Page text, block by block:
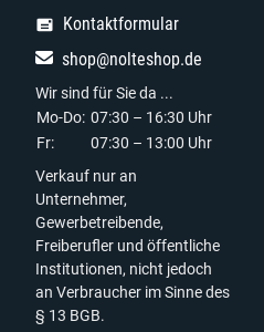
Kontaktformular
shop@nolteshop.de
Wir sind für Sie da ...
Mo-Do: 07:30 – 16:30 Uhr
Fr:
07:30 – 13:00 Uhr
Verkauf nur an
Unternehmer,
Gewerbetreibende,
Freiberufler und öffentliche
Institutionen, nicht jedoch
an Verbraucher im Sinne des
§ 13 BGB.